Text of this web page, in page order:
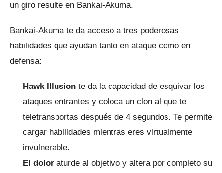
un giro resulte en Bankai-Akuma.
Bankai-Akuma te da acceso a tres poderosas
habilidades que ayudan tanto en ataque como en
defensa:
Hawk Illusion te da la capacidad de esquivar los
ataques entrantes y coloca un clon al que te
teletransportas después de 4 segundos. Te permite
cargar habilidades mientras eres virtualmente
invulnerable.
El dolor aturde al objetivo y altera por completo su